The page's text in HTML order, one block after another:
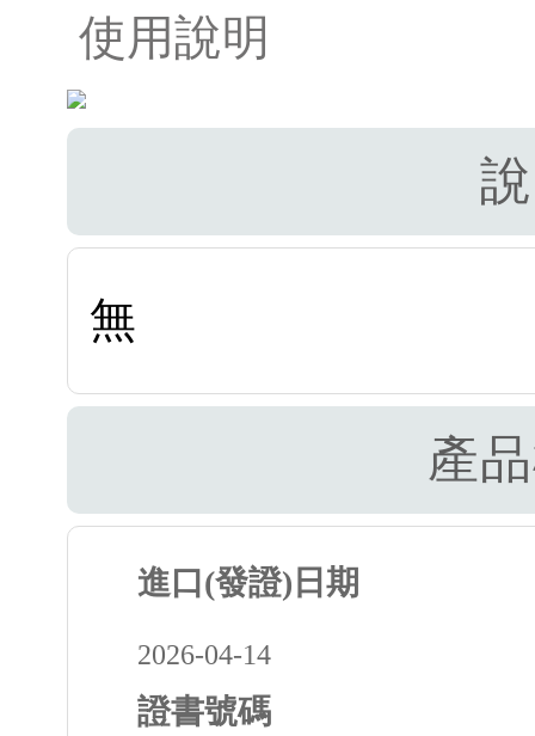
使用說明
無
產
進口(發證)日期
2026-04-14
證書號碼